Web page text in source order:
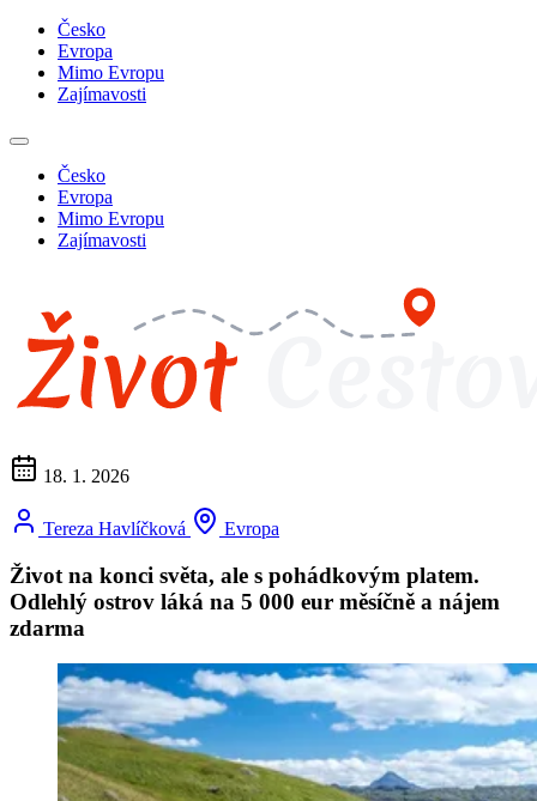
Česko
Evropa
Mimo Evropu
Zajímavosti
Česko
Evropa
Mimo Evropu
Zajímavosti
18. 1. 2026
Tereza Havlíčková Evropa
Život na konci světa, ale s pohádkovým platem.
Odlehlý ostrov láká na 5 000 eur měsíčně a nájem
zdarma